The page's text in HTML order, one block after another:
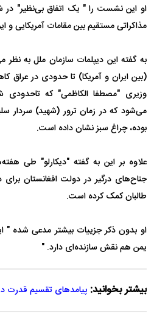
او این نشست را " یک اتفاق بی‌نظیر" در
مذاکراتی مستقیم بین مقامات آمریکایی و
به گفته این دیپلمات سازمان ملل به
(بین ایران و آمریکا) تا حدودی در
وزیری "مصطفا الکاظمی" که تاحدودی
می‌شود که در زمان ترور (شهید) سردار
بوده، چراغ سبز نشان داده است.
علاوه بر این به گفته "دیکارلو" طی
جناح‌های درگیر در دولت افغانستان برای
طالبان کمک کرده است.
او بدون ذکر جزییات بیشتر مدعی شده "
یمن هم نقش سازنده‌ای دارد. "
بیشتر بخوانید: پیامد‌های تقسیم قدرت